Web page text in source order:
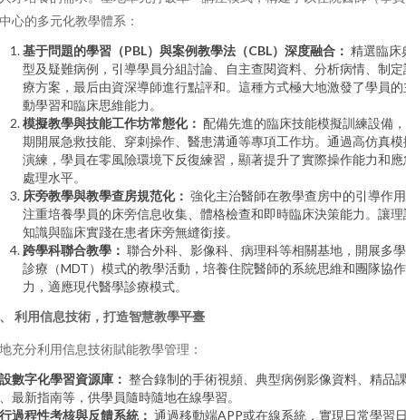
心的多元化教學體系：
基于問題的學習（PBL）與案例教學法（CBL）深度融合： 精選臨床
型及疑難病例，引導學員分組討論、自主查閱資料、分析病情、制定
療方案，最后由資深導師進行點評和。這種方式極大地激發了學員的
動學習和臨床思維能力。
模擬教學與技能工作坊常態化： 配備先進的臨床技能模擬訓練設備
期開展急救技能、穿刺操作、醫患溝通等專項工作坊。通過高仿真模
演練，學員在零風險環境下反復練習，顯著提升了實際操作能力和應
處理水平。
床旁教學與教學查房規范化： 強化主治醫師在教學查房中的引導作
注重培養學員的床旁信息收集、體格檢查和即時臨床決策能力。讓理
知識與臨床實踐在患者床旁無縫銜接。
跨學科聯合教學： 聯合外科、影像科、病理科等相關基地，開展多
診療（MDT）模式的教學活動，培養住院醫師的系統思維和團隊協
力，適應現代醫學診療模式。
利用信息技術，打造智慧教學平臺
充分利用信息技術賦能教學管理：
數字化學習資源庫： 整合錄制的手術視頻、典型病例影像資料、精品
最新指南等，供學員隨時隨地在線學習。
過程性考核與反饋系統： 通過移動端APP或在線系統，實現日常學習